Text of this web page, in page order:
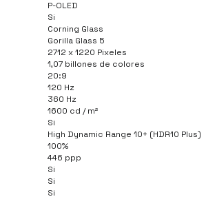
P-OLED
Si
Corning Glass
Gorilla Glass 5
2712 x 1220 Pixeles
1,07 billones de colores
20:9
120 Hz
360 Hz
1600 cd / m²
Si
High Dynamic Range 10+ (HDR10 Plus)
100%
446 ppp
Si
Si
Si